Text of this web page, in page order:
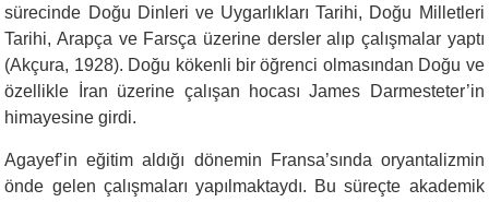
sürecinde Doğu Dinleri ve Uygarlıkları Tarihi, Doğu Milletleri
Tarihi, Arapça ve Farsça üzerine dersler alıp çalışmalar yaptı
(Akçura, 1928). Doğu kökenli bir öğrenci olmasından Doğu ve
özellikle İran üzerine çalışan hocası James Darmesteter’in
himayesine girdi.
Agayef’in eğitim aldığı dönemin Fransa’sında oryantalizmin
önde gelen çalışmaları yapılmaktaydı. Bu süreçte akademik